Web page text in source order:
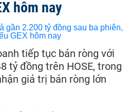
hôm nay
tiếp tục bán ròng với
tỷ đồng trên HOSE, trong
giá trị bán ròng lớn